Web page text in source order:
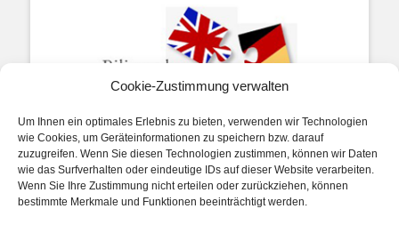
Cookie-Zustimmung verwalten
Um Ihnen ein optimales Erlebnis zu bieten, verwenden wir Technologien
wie Cookies, um Geräteinformationen zu speichern bzw. darauf
zuzugreifen. Wenn Sie diesen Technologien zustimmen, können wir Daten
wie das Surfverhalten oder eindeutige IDs auf dieser Website verarbeiten.
Wenn Sie Ihre Zustimmung nicht erteilen oder zurückziehen, können
bestimmte Merkmale und Funktionen beeinträchtigt werden.
Impressum